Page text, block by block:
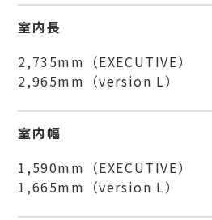
室内長
2,735mm（EXECUTIVE）
2,965mm（version L）
室内幅
1,590mm（EXECUTIVE）
1,665mm（version L）